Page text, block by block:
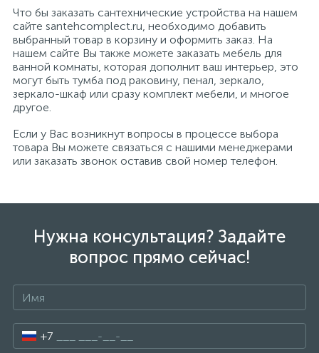
Что бы заказать сантехнические устройства на нашем
сайте santehcomplect.ru, необходимо добавить
выбранный товар в корзину и оформить заказ. На
нашем сайте Вы также можете заказать мебель для
ванной комнаты, которая дополнит ваш интерьер, это
могут быть тумба под раковину, пенал, зеркало,
зеркало-шкаф или сразу комплект мебели, и многое
другое.
Если у Вас возникнут вопросы в процессе выбора
товара Вы можете связаться с нашими менеджерами
или заказать звонок оставив свой номер телефон.
Нужна консультация? Задайте
вопрос прямо сейчас!
+7